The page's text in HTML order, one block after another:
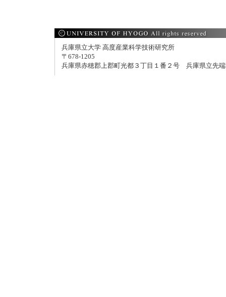
兵庫県立大学 高度産業科学技術研究所
〒678-1205
兵庫県赤穂郡上郡町光都３丁目１番２号 兵庫県立先端